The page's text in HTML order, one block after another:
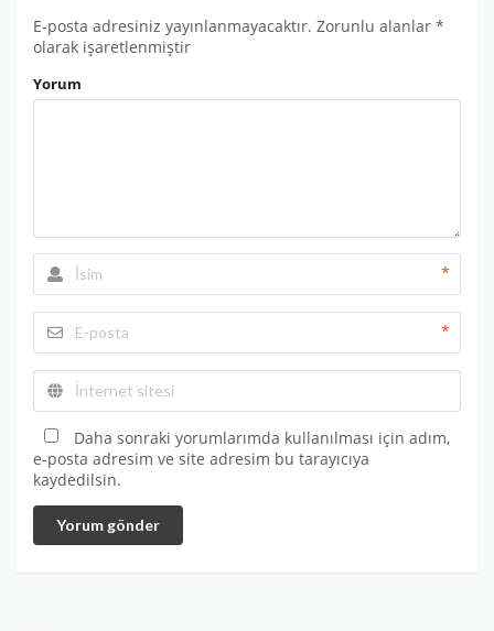
E-posta adresiniz yayınlanmayacaktır. Zorunlu alanlar *
olarak işaretlenmiştir
Yorum
*
*
Daha sonraki yorumlarımda kullanılması için adım,
e-posta adresim ve site adresim bu tarayıcıya
kaydedilsin.
Yorum gönder